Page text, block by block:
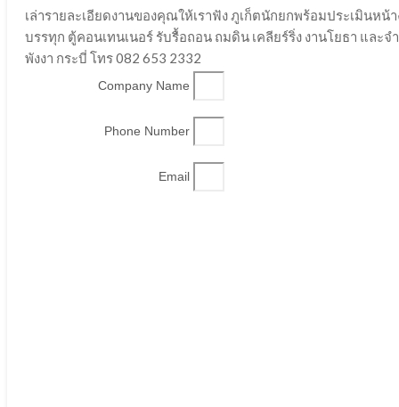
เล่ารายละเอียดงานของคุณให้เราฟัง ภูเก็ตนักยกพร้อมประเมินหน้
บรรทุก ตู้คอนเทนเนอร์ รับรื้อถอน ถมดิน เคลียร์ริ่ง งานโยธา และ
พังงา กระบี่ โทร 082 653 2332
Company Name
Phone Number
Email